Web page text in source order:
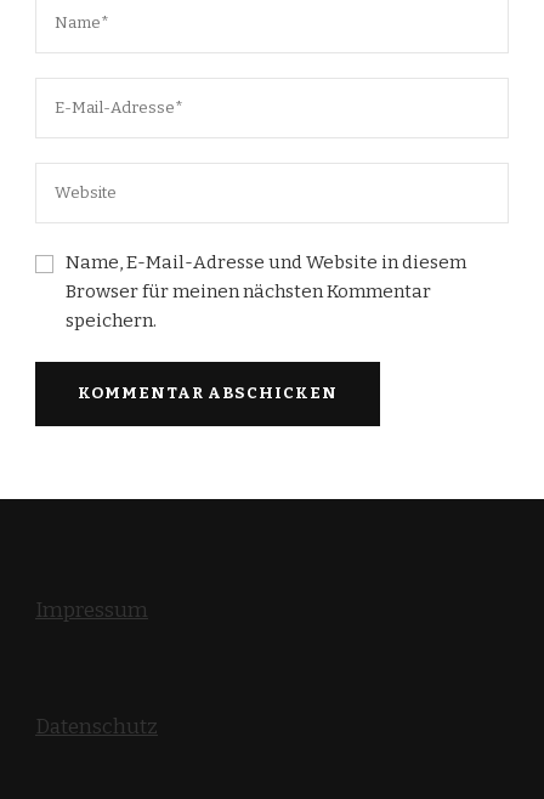
Name, E-Mail-Adresse und Website in diesem
Browser für meinen nächsten Kommentar
speichern.
Impressum
Datenschutz